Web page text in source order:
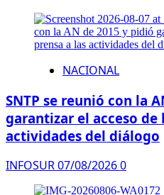
NACIONAL
SNTP se reunió con la
garantizar el acceso de
actividades del diálogo
INFOSUR07/08/20260